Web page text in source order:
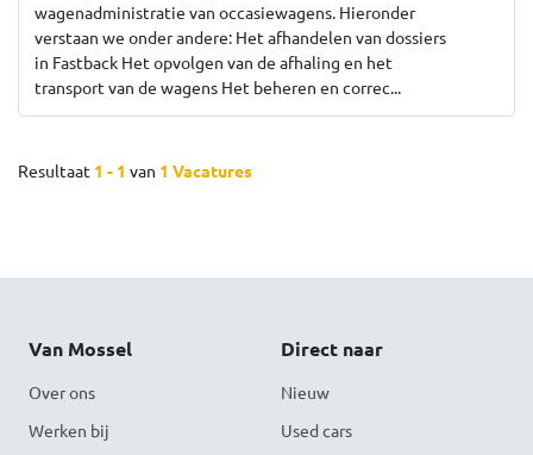
wagenadministratie van occasiewagens. Hieronder
verstaan we onder andere: Het afhandelen van dossiers
in Fastback Het opvolgen van de afhaling en het
transport van de wagens Het beheren en correc...
Resultaat 1 - 1 van 1 Vacatures
Van Mossel
Over ons
Werken bij
Direct naar
Nieuw
Used cars